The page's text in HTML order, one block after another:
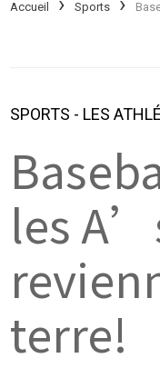
Accueil Sports
SPORTS - LES
les
terre!